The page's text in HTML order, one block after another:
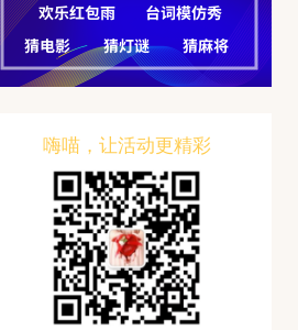
嗨喵，让活动更精彩